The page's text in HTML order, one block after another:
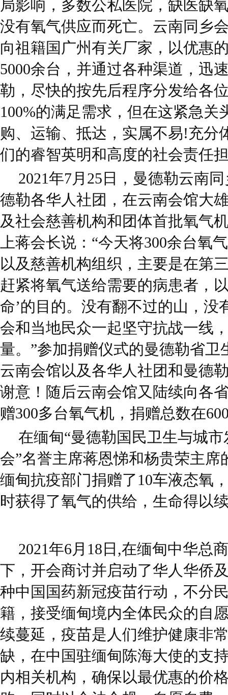
局影响，多数公私医院，缺医缺
没有氧气供应而死亡。云南同乡
向祖籍国广州有关厂家，以优惠
5000余台，并通过各种渠道，迅
勒，尽快的按先后程序分发给各
100%的满足需求，但在这紧急关
购、运输、抵达，实属不易!充分
们的睿智英明和高度的社会责任
2021年7月25日，曼德勒云南
德勒各华人社团，在云南会馆大
及社会慈善机构和团体首批氧气
上蒋会长说：“今天将300余台氧
以及慈善机构组织，主要是在第
赶紧将氧气送给需要的病患者，
命’的目的。没有翻不过的山，没
会和当地民众一起坚守抗战一线
量。”参加捐赠仪式的曼德勒省卫
云南会馆以及各华人社团和曼德
谢意！随后云南会馆又陆续向各
赠300多台氧气机，捐赠总数在
在缅甸“曼德勒国民卫生与城
会”名誉主席蒋恩悌和杨贵荣主席
缅甸抗疫部门捐赠了10车液态氧
时获得了氧气的供给，生命得以
2021年6月18日,在缅甸中华总
下，开会商讨并启动了华人华侨
种中国国药新冠疫苗行动，不分
籍，接受缅甸境内全体民众的自
续蔓延，疫苗是人们维护健康非
缺，在中国驻缅甸陈海大使的支
内相关机构，确保以最优惠的价